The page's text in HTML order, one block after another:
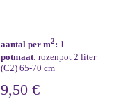
aantal per m2: 1
potmaat: rozenpot 2 liter
(C2) 65-70 cm
9,50 €